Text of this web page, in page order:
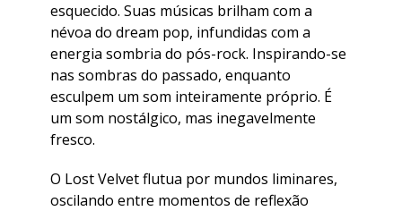
esquecido. Suas músicas brilham com a
névoa do dream pop, infundidas com a
energia sombria do pós-rock. Inspirando-se
nas sombras do passado, enquanto
esculpem um som inteiramente próprio. É
um som nostálgico, mas inegavelmente
fresco.
O Lost Velvet flutua por mundos liminares,
oscilando entre momentos de reflexão